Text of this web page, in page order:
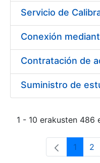
1 - 10 erakusten 486
1 2